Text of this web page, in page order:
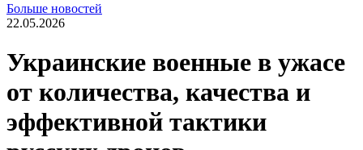
Больше новостей
22.05.2026
Украинские военные в ужасе
от количества, качества и
эффективной тактики